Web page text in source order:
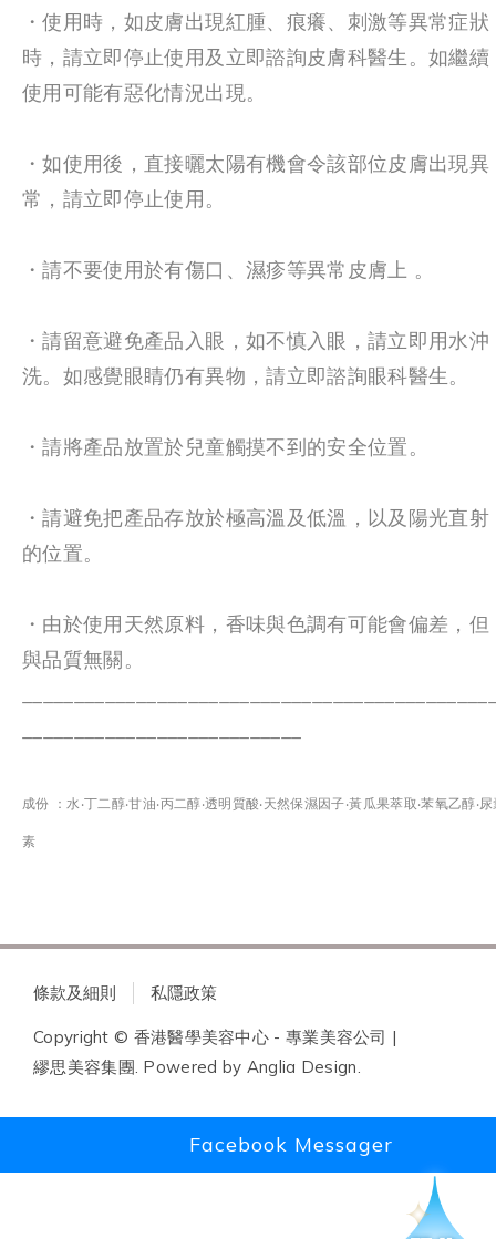
・使用時 ， 如皮膚出現紅腫、 痕癢、 刺激等異常症狀
時 ， 請立即停止使用及立即諮詢皮膚科醫生。如繼續
使用可能有惡化情況出現。
・如使用後 ， 直接曬太陽有機會令該部位皮膚出現異
常 ， 請立即停止使用。
・請不要使用於有傷口 、 濕疹等異常皮膚上 。
・請留意避免產品入眼，如不慎入眼，請立即用水沖
洗。如感覺眼睛仍有異物 ，請立即諮詢眼科醫生。
・請將產品放置於兒童觸摸不到的安全位置。
・請避免把產品存放於極高溫及低溫 ， 以及陽光直射
的位置。
・由於使用天然原料 ， 香味與色調有可能會偏差 ， 但
與品質無關。
成份 ：水‧丁二醇‧甘油‧丙二醇‧透明質酸‧天然保濕因子‧黃瓜果萃取‧苯氧乙醇‧
素
條款及細則 私隱政策
Copyright © 香港醫學美容中心 - 專業美容公司 |
繆思美容集團. Powered by Anglia Design.
Facebook Messager